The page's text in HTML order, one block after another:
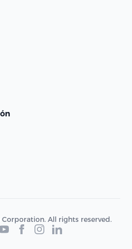
Corporation. All rights reserved.